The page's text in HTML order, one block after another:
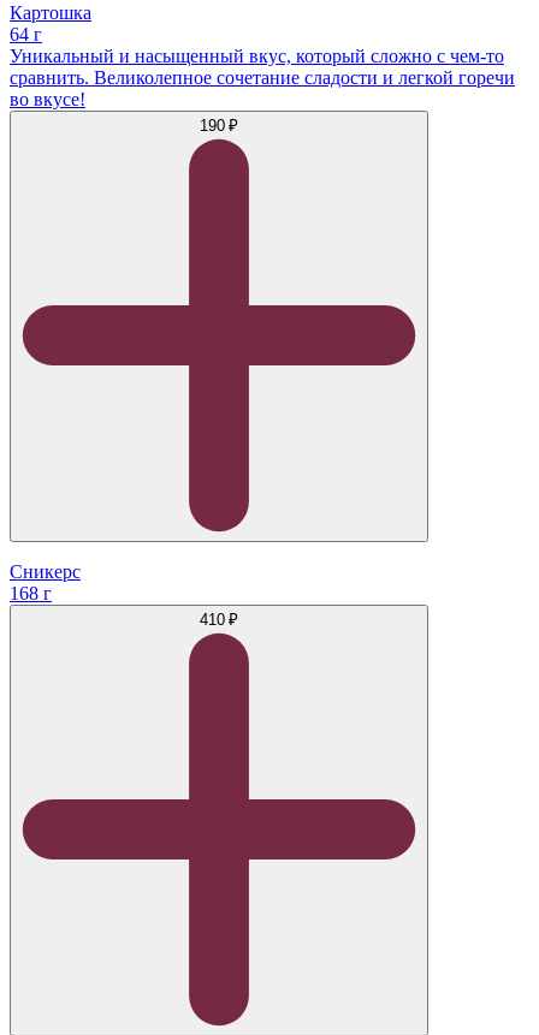
Картошка
64 г
Уникальный и насыщенный вкус, который сложно с чем-то
сравнить. Великолепное сочетание сладости и легкой горечи
во вкусе!
190 ₽
Сникерс
168 г
410 ₽